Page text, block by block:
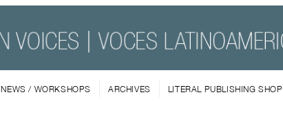
NEWS / WORKSHOPS ARCHIVES LITERAL PUBLISHING SHOP